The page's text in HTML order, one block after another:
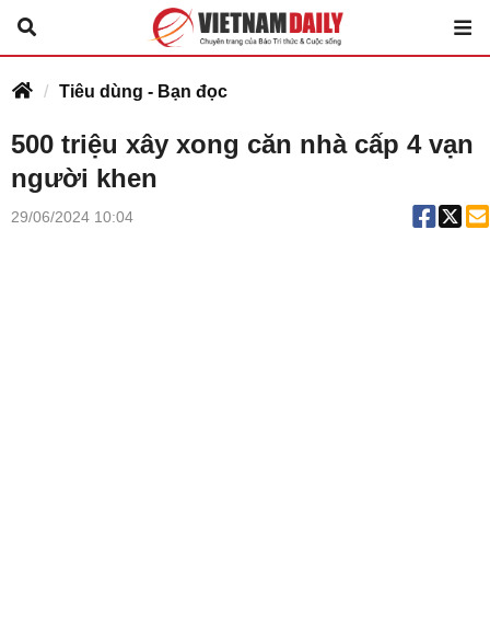
Tiêu dùng - Bạn đọc
500 triệu xây xong căn nhà cấp 4 vạn
người khen
29/06/2024 10:04